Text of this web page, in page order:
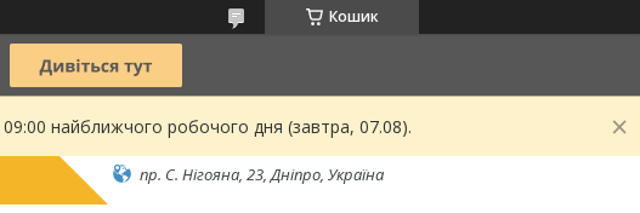
Кошик
найближчого робочого дня (завтра, 07.08).
пр. С. Нігояна, 23, Дніпро, Україна